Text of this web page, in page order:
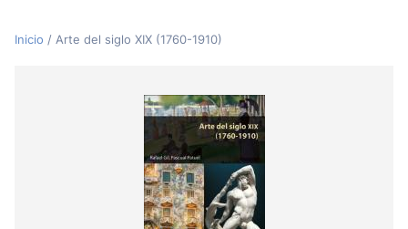
Inicio / Arte del siglo XIX (1760-1910)